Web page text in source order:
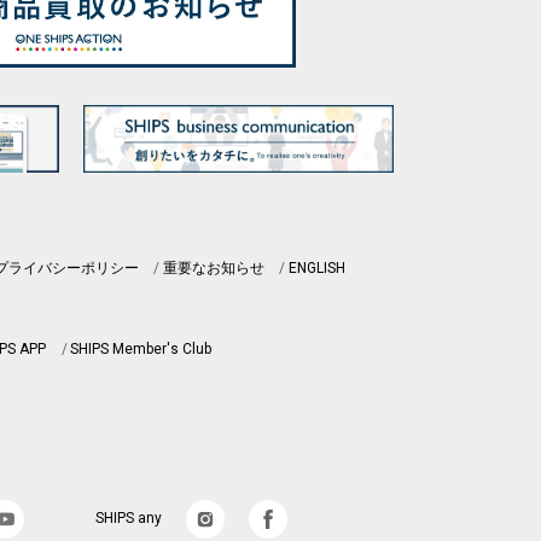
ライバシーポリシー 重要なお知らせ ENGLISH
APP SHIPS Member's Club
SHIPS any